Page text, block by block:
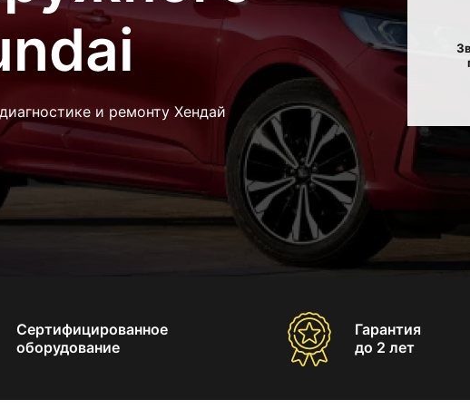
и ремонту Хендай
Сертифицированное
оборудование
Гарантия
до 2 лет